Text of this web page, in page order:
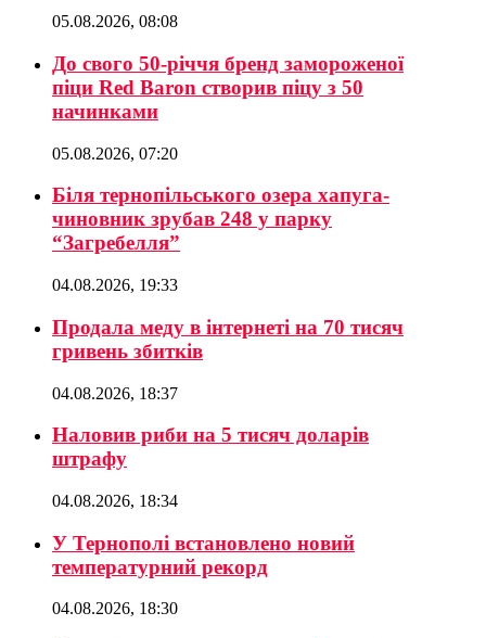
05.08.2026, 08:08
До свого 50-річчя бренд замороженої
піци Red Baron створив піцу з 50
начинками
05.08.2026, 07:20
Біля тернопільського озера хапуга-
чиновник зрубав 248 у парку
“Загребелля”
04.08.2026, 19:33
Продала меду в інтернеті на 70 тисяч
гривень збитків
04.08.2026, 18:37
Наловив риби на 5 тисяч доларів
штрафу
04.08.2026, 18:34
У Тернополі встановлено новий
температурний рекорд
04.08.2026, 18:30